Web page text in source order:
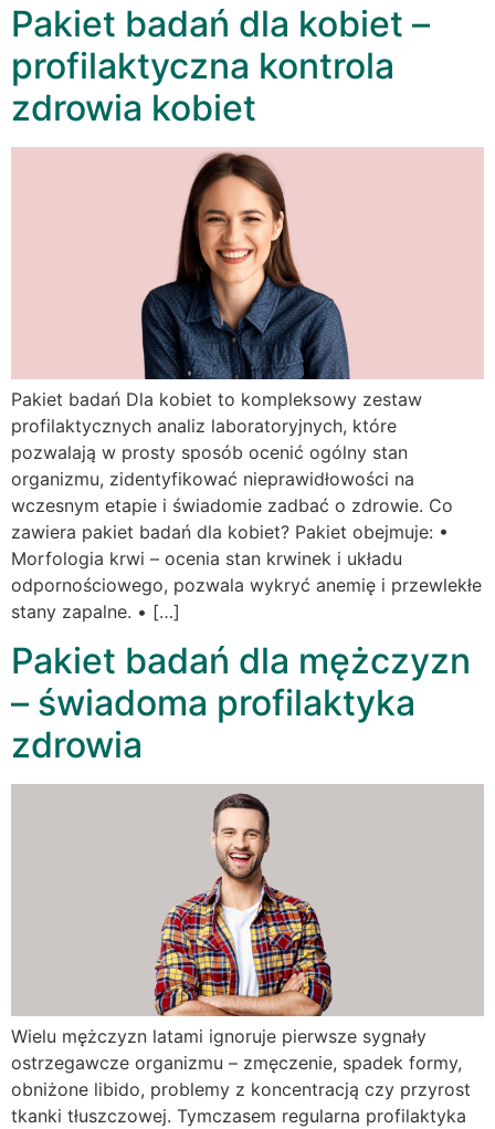
Pakiet badań dla kobiet –
profilaktyczna kontrola
zdrowia kobiet
Pakiet badań Dla kobiet to kompleksowy zestaw
profilaktycznych analiz laboratoryjnych, które
pozwalają w prosty sposób ocenić ogólny stan
organizmu, zidentyfikować nieprawidłowości na
wczesnym etapie i świadomie zadbać o zdrowie. Co
zawiera pakiet badań dla kobiet? Pakiet obejmuje: •
Morfologia krwi – ocenia stan krwinek i układu
odpornościowego, pozwala wykryć anemię i przewlekłe
stany zapalne. • […]
Pakiet badań dla mężczyzn
– świadoma profilaktyka
zdrowia
Wielu mężczyzn latami ignoruje pierwsze sygnały
ostrzegawcze organizmu – zmęczenie, spadek formy,
obniżone libido, problemy z koncentracją czy przyrost
tkanki tłuszczowej. Tymczasem regularna profilaktyka